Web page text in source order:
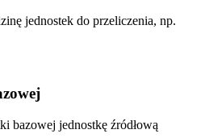
jednostek do przeliczenia, np.
bazowej jednostkę źródłową